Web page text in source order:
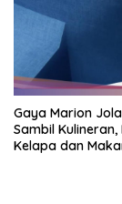
Gaya Marion
Sambil Kulineran,
Kelapa dan